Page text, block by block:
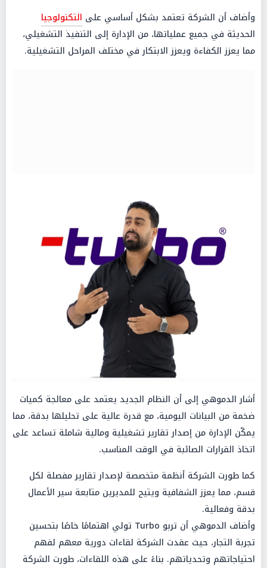
وأضاف أن الشركة تعتمد بشكل أساسي على التكنولوجيا
الحديثة في جميع عملياتها، من الإدارة إلى التنفيذ التشغيلي،
مما يعزز الكفاءة ويعزز الابتكار في مختلف المراحل التشغيلية.
أشار الدموهي إلى أن النظام الجديد يعتمد على معالجة كميات
ضخمة من البيانات اليومية، مع قدرة عالية على تحليلها بدقة، مما
يمكّن الإدارة من إصدار تقارير تشغيلية ومالية شاملة تساعد على
اتخاذ القرارات الصائبة في الوقت المناسب.
كما طورت الشركة أنظمة متخصصة لإصدار تقارير مفصلة لكل
قسم، مما يعزز الشفافية ويتيح للمديرين متابعة سير الأعمال
بدقة وفعالية.
وأضاف الدموهي أن تربو Turbo تولي اهتمامًا خاصًا بتحسين
تجربة التجار، حيث عقدت الشركة لقاءات دورية معهم لفهم
احتياجاتهم وتحدياتهم. بناءً على هذه اللقاءات، طورت الشركة